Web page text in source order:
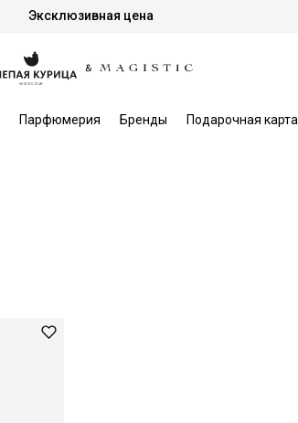
Эксклюзивная цена
Парфюмерия Бренды Подарочная карта